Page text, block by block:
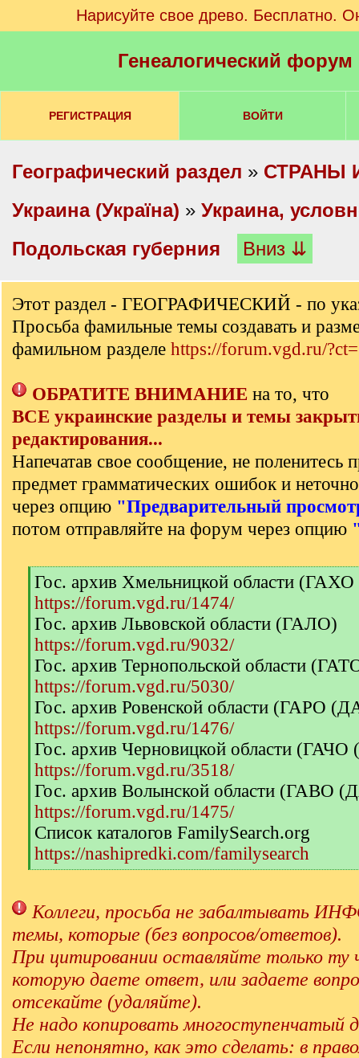
Нарисуйте свое древо. Бесплатно.
Генеалогический
РЕГИСТРАЦИЯ ВОЙТИ
Географический раздел » СТРАНЫ
Украина (Україна) » Украина,
Подольская губерния
Вниз ⇊
Этот раздел - ГЕОГРАФИЧЕСКИЙ - по
Просьба фамильные темы создавать и
фамильном разделе https://forum.vgd.ru/
ОБРАТИТЕ ВНИМАНИЕ на то, что
ВСЕ украинские разделы и темы
редактирования...
Напечатав свое сообщение, не поленитесь
предмет грамматических ошибок и
через опцию "Предварительный
потом отправляйте на форум через опцию
[
q
]
Гос. архив Хмельницкой области
https://forum.vgd.ru/1474/
Гос. архив Львовской области (ГАЛО)
https://forum.vgd.ru/9032/
Гос. архив Тернопольской области
https://forum.vgd.ru/5030/
Гос. архив Ровенской области (ГАРО
https://forum.vgd.ru/1476/
Гос. архив Черновицкой области
https://forum.vgd.ru/3518/
Гос. архив Волынской области (ГАВО
https://forum.vgd.ru/1475/
Список каталогов FamilySearch.org
https://nashipredki.com/familysearch
[
]
Коллеги, просьба не забалтывать
темы, которые (без вопросов/ответов).
При цитировании оставляйте только ту
которую даете ответ, или задаете
отсекайте (удаляйте).
Не надо копировать многоступенчатый
Если непонятно, как это сделать: в